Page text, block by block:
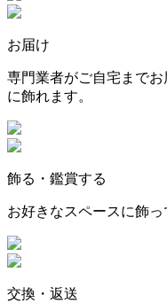
お届け
専門業者がご自宅まで
に飾れます。
飾る・鑑賞する
お好きなスペースに飾っ
交換・返送